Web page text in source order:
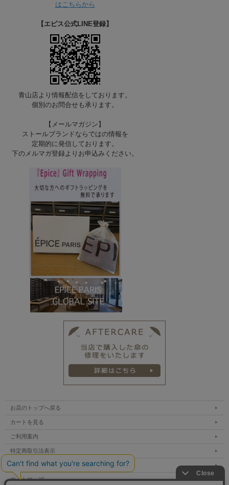
はこちらから
【エピス公式LINE登録】
青山店より情報配信をしております。
個別のお問合せも承ります。
【メールマガジン】
ストールブランドならではの情報を
定期的に発信しております。
下のメルマガ登録よりお申込みください。
お店のトップへ戻る
カートを見る
ご利用案内
特定商取引法表示
個人情報の取扱い
サイトマップ